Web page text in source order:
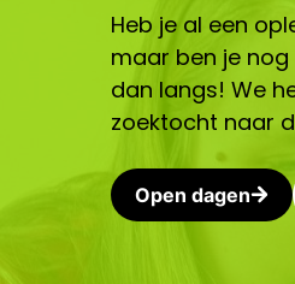
Heb je al een
maar ben je
dan langs! We
zoektocht naar
Open dagen